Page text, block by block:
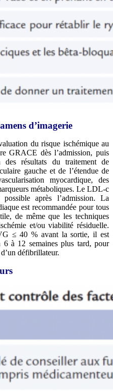
d’imagerie
du risque ischémique au
GRACE dès l’admission, puis
résultats du traitement de
gauche et de l’étendue de
myocardique, des
métaboliques. Le LDL-c
après l’admission. La
est recommandée pour tous
de même que les techniques
et/ou viabilité résiduelle.
≤ 40 % avant la sortie, il est
6 à 12 semaines plus tard, pour
défibrillateur.